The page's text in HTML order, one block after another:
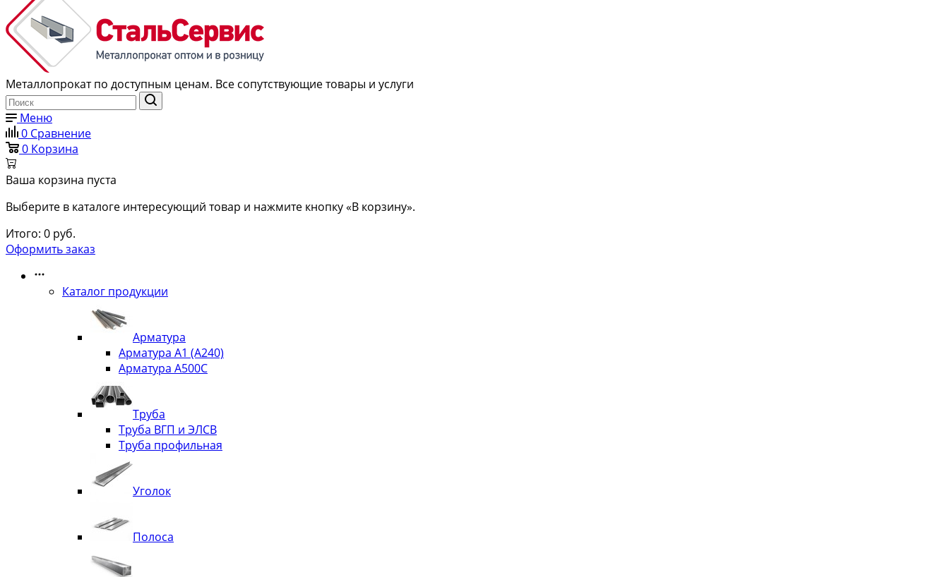
Металлопрокат по доступным ценам. Все сопутствующие товары и услуги
Меню
0 Сравнение
0 Корзина
Ваша корзина пуста
Выберите в каталоге интересующий товар и нажмите кнопку «В корзину».
Итого: 0 руб.
Оформить заказ
Каталог продукции
Арматура
Арматура А1 (А240)
Арматура А500С
Труба
Труба ВГП и ЭЛСВ
Труба профильная
Уголок
Полоса